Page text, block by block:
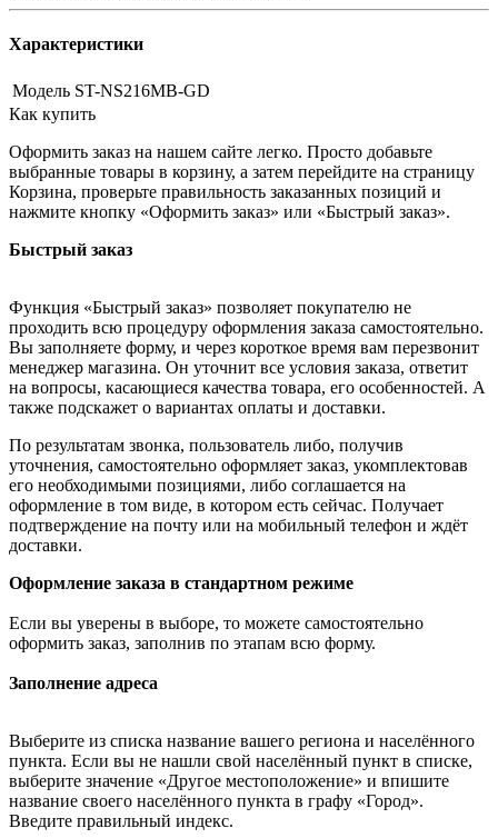
Характеристики
Модель ST-NS216MB-GD
Как купить
Оформить заказ на нашем сайте легко. Просто добавьте
выбранные товары в корзину, а затем перейдите на страницу
Корзина, проверьте правильность заказанных позиций и
нажмите кнопку «Оформить заказ» или «Быстрый заказ».
Быстрый заказ
Функция «Быстрый заказ» позволяет покупателю не
проходить всю процедуру оформления заказа самостоятельно.
Вы заполняете форму, и через короткое время вам перезвонит
менеджер магазина. Он уточнит все условия заказа, ответит
на вопросы, касающиеся качества товара, его особенностей. А
также подскажет о вариантах оплаты и доставки.
По результатам звонка, пользователь либо, получив
уточнения, самостоятельно оформляет заказ, укомплектовав
его необходимыми позициями, либо соглашается на
оформление в том виде, в котором есть сейчас. Получает
подтверждение на почту или на мобильный телефон и ждёт
доставки.
Оформление заказа в стандартном режиме
Если вы уверены в выборе, то можете самостоятельно
оформить заказ, заполнив по этапам всю форму.
Заполнение адреса
Выберите из списка название вашего региона и населённого
пункта. Если вы не нашли свой населённый пункт в списке,
выберите значение «Другое местоположение» и впишите
название своего населённого пункта в графу «Город».
Введите правильный индекс.